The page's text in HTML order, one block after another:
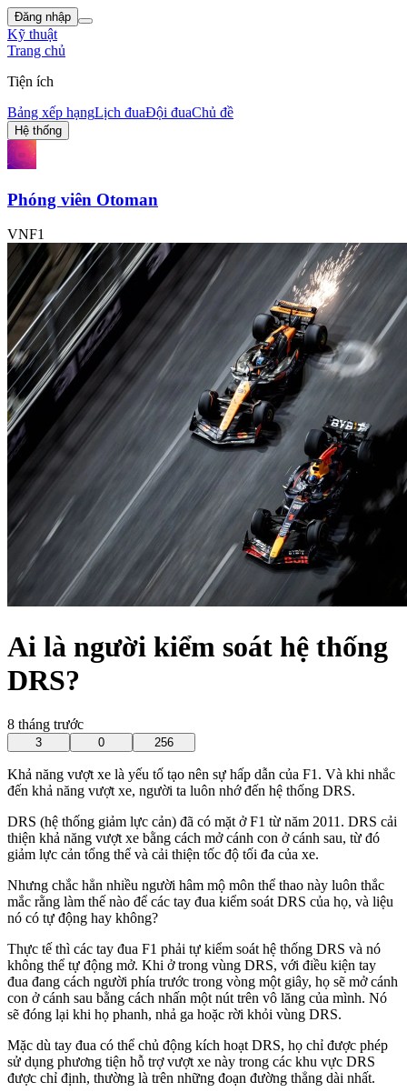
Đăng nhập
Kỹ thuật
Trang chủ
Tiện ích
Bảng xếp hạngLịch đuaĐội đuaChủ đề
Hệ thống
Phóng viên Otoman
VNF1
Ai là người kiểm soát hệ thống
DRS?
8 tháng trước
3 0 256
Khả năng vượt xe là yếu tố tạo nên sự hấp dẫn của F1. Và khi nhắc
đến khả năng vượt xe, người ta luôn nhớ đến hệ thống DRS.
DRS (hệ thống giảm lực cản) đã có mặt ở F1 từ năm 2011. DRS cải
thiện khả năng vượt xe bằng cách mở cánh con ở cánh sau, từ đó
giảm lực cản tổng thể và cải thiện tốc độ tối đa của xe.
Nhưng chắc hẳn nhiều người hâm mộ môn thể thao này luôn thắc
mắc rằng làm thế nào để các tay đua kiểm soát DRS của họ, và liệu
nó có tự động hay không?
Thực tế thì các tay đua F1 phải tự kiểm soát hệ thống DRS và nó
không thể tự động mở. Khi ở trong vùng DRS, với điều kiện tay
đua đang cách người phía trước trong vòng một giây, họ sẽ mở cánh
con ở cánh sau bằng cách nhấn một nút trên vô lăng của mình. Nó
sẽ đóng lại khi họ phanh, nhả ga hoặc rời khỏi vùng DRS.
Mặc dù tay đua có thể chủ động kích hoạt DRS, họ chỉ được phép
sử dụng phương tiện hỗ trợ vượt xe này trong các khu vực DRS
được chỉ định, thường là trên những đoạn đường thẳng dài nhất.